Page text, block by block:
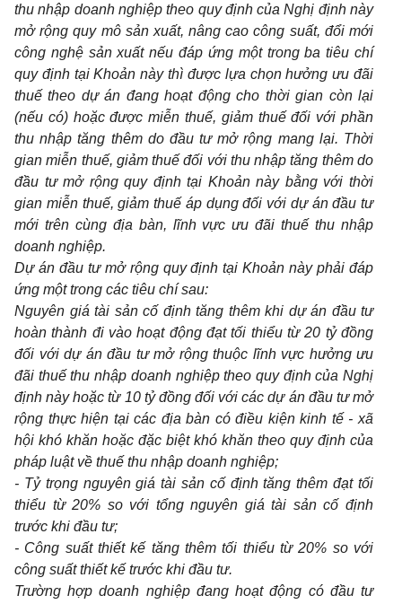
thu nhập doanh nghiệp theo quy định của Nghị định này
mở rộng quy mô sản xuất, nâng cao công suất, đổi mới
công nghệ sản xuất nếu đáp ứng một trong ba tiêu chí
quy định tại Khoản này thì được lựa chọn hưởng ưu đãi
thuế theo dự án đang hoạt động cho thời gian còn lại
(nếu có) hoặc được miễn thuế, giảm thuế đối với phần
thu nhập tăng thêm do đầu tư mở rộng mang lại. Thời
gian miễn thuế, giảm thuế đối với thu nhập tăng thêm do
đầu tư mở rộng quy định tại Khoản này bằng với thời
gian miễn thuế, giảm thuế áp dụng đối với dự án đầu tư
mới trên cùng địa bàn, lĩnh vực ưu đãi thuế thu nhập
doanh nghiệp.
Dự án đầu tư mở rộng quy định tại Khoản này phải đáp
ứng một trong các tiêu chí sau:
Nguyên giá tài sản cố định tăng thêm khi dự án đầu tư
hoàn thành đi vào hoạt động đạt tối thiểu từ 20 tỷ đồng
đối với dự án đầu tư mở rộng thuộc lĩnh vực hưởng ưu
đãi thuế thu nhập doanh nghiệp theo quy định của Nghị
định này hoặc từ 10 tỷ đồng đối với các dự án đầu tư mở
rộng thực hiện tại các địa bàn có điều kiện kinh tế - xã
hội khó khăn hoặc đặc biệt khó khăn theo quy định của
pháp luật về thuế thu nhập doanh nghiệp;
- Tỷ trọng nguyên giá tài sản cố định tăng thêm đạt tối
thiểu từ 20% so với tổng nguyên giá tài sản cố định
trước khi đầu tư;
- Công suất thiết kế tăng thêm tối thiểu từ 20% so với
công suất thiết kế trước khi đầu tư.
Trường hợp doanh nghiệp đang hoạt động có đầu tư